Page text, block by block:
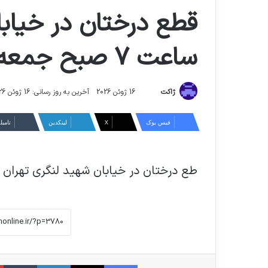
قطع درختان در
ساعت ٧ صبح جمعه ١٥ ارديبهشت ٩٦
ژاکت 16 ژوئن 2026 آخرین به روز رسانی: 16 ژوئن 2026
فیس بوک X لینکدین
طع درختان در خيابان شهيد لنگري تهران – ساعت ٧ صبح جمعه
فیس بوک X لینکدین